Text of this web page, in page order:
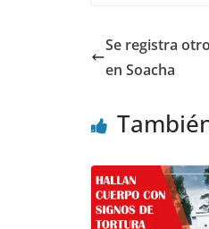
Se registra
en Soacha